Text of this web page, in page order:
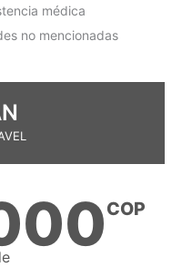
médica
no mencionadas​
COP